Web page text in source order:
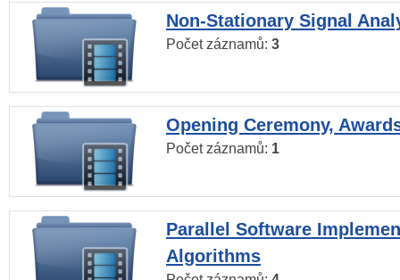
Non-Stationary Signal
Počet záznamů: 3
Opening Ceremony,
Počet záznamů: 1
Parallel Software
Algorithms